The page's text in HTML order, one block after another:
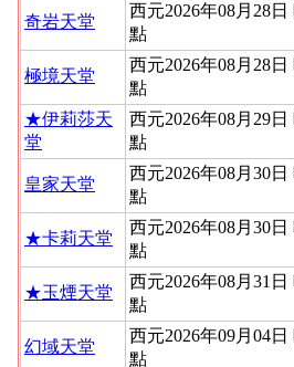
奇岩天堂
西元2026年08月28日
點
極境天堂
西元2026年08月28日
點
★伊莉莎天
堂
西元2026年08月29日
點
皇家天堂
西元2026年08月30日
點
★卡莉天堂
西元2026年08月30日
點
★玉煙天堂
西元2026年08月31日
點
幻域天堂
西元2026年09月04日
點